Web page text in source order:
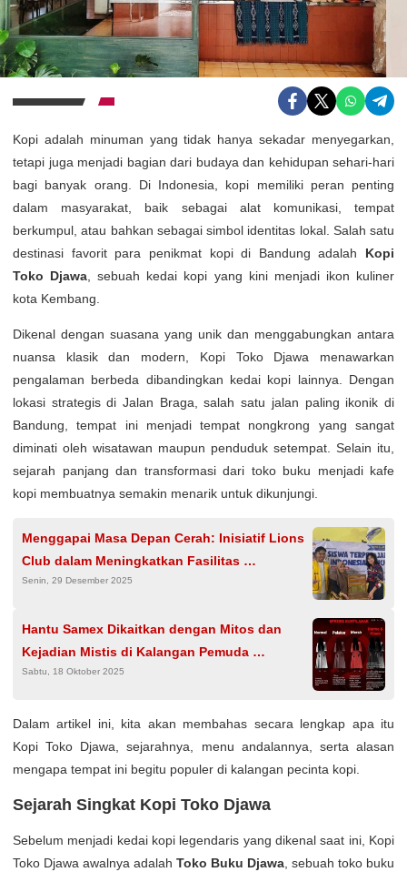
Kopi adalah minuman yang tidak hanya sekadar menyegarkan,
tetapi juga menjadi bagian dari budaya dan kehidupan sehari-hari
bagi banyak orang. Di Indonesia, kopi memiliki peran penting
dalam masyarakat, baik sebagai alat komunikasi, tempat
berkumpul, atau bahkan sebagai simbol identitas lokal. Salah satu
destinasi favorit para penikmat kopi di Bandung adalah Kopi
Toko Djawa, sebuah kedai kopi yang kini menjadi ikon kuliner
kota Kembang.
Dikenal dengan suasana yang unik dan menggabungkan antara
nuansa klasik dan modern, Kopi Toko Djawa menawarkan
pengalaman berbeda dibandingkan kedai kopi lainnya. Dengan
lokasi strategis di Jalan Braga, salah satu jalan paling ikonik di
Bandung, tempat ini menjadi tempat nongkrong yang sangat
diminati oleh wisatawan maupun penduduk setempat. Selain itu,
sejarah panjang dan transformasi dari toko buku menjadi kafe
kopi membuatnya semakin menarik untuk dikunjungi.
Menggapai Masa Depan Cerah: Inisiatif Lions
Club dalam Meningkatkan Fasilitas
Pendidikan di SD Dumas
Senin, 29 Desember 2025
Hantu Samex Dikaitkan dengan Mitos dan
Kejadian Mistis di Kalangan Pemuda
Indonesia
Sabtu, 18 Oktober 2025
Dalam artikel ini, kita akan membahas secara lengkap apa itu
Kopi Toko Djawa, sejarahnya, menu andalannya, serta alasan
mengapa tempat ini begitu populer di kalangan pecinta kopi.
Sejarah Singkat Kopi Toko Djawa
Sebelum menjadi kedai kopi legendaris yang dikenal saat ini, Kopi
Toko Djawa awalnya adalah Toko Buku Djawa, sebuah toko buku